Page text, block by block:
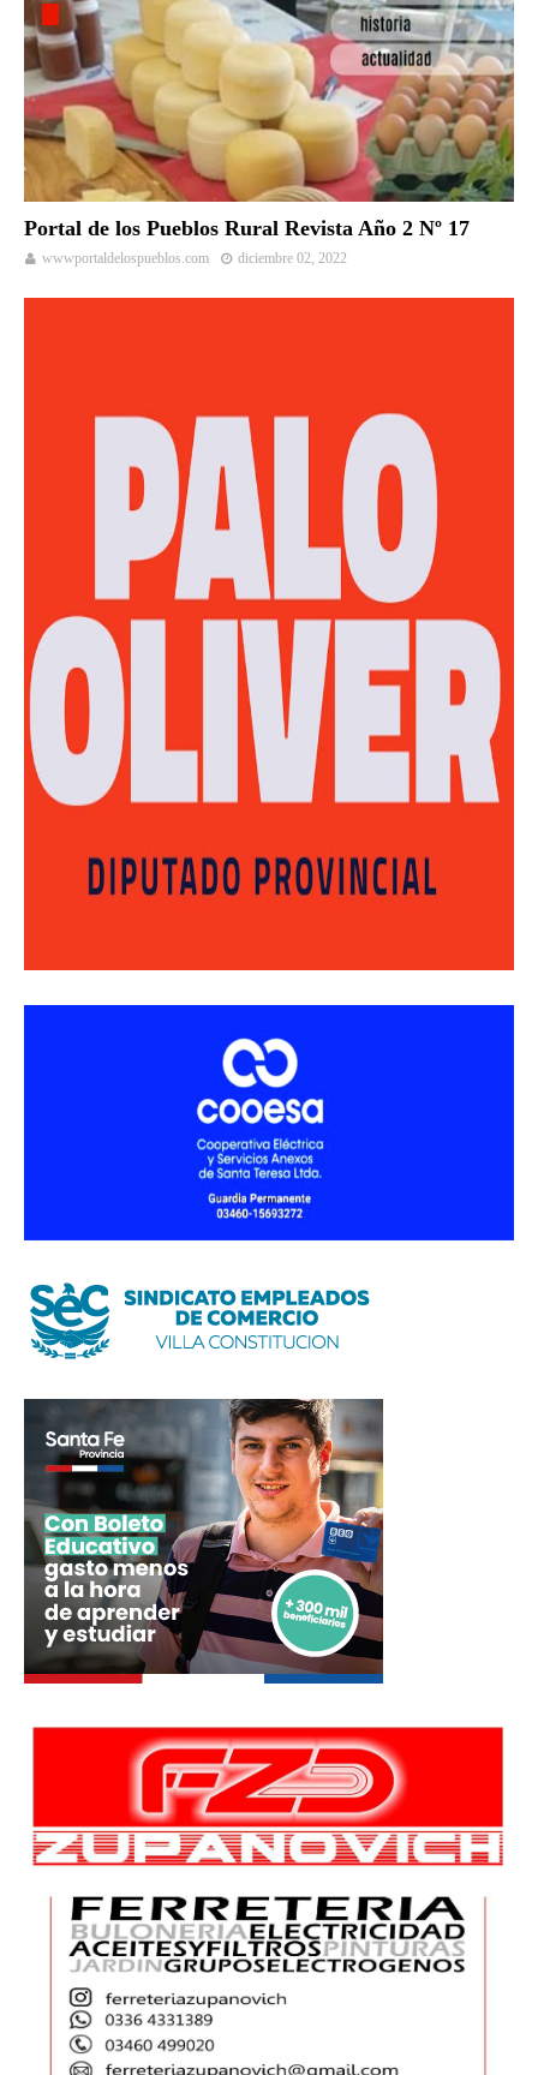
Portal de los Pueblos Rural Revista Año 2 Nº 17
wwwportaldelospueblos.com diciembre 02, 2022